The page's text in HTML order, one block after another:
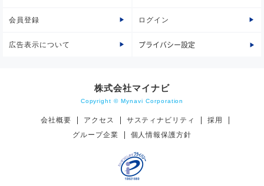
会員登録 ログイン
広告表示について プライバシー設定
株式会社マイナビ
Copyright © Mynavi Corporation
会社概要 アクセス サスティナビリティ
採用
グループ企業
個人情報保護方針